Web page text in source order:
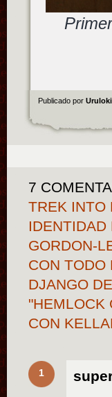
Publicado por Uruloki
7
TREK INTO
GORDON-
CON TODO
DJANGO
"HEMLOCK
CON
1